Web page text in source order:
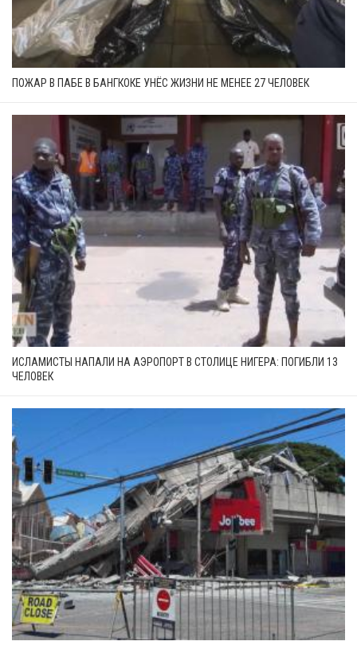
ПОЖАР В ПАБЕ В БАНГКОКЕ УНЁС ЖИЗНИ НЕ МЕНЕЕ 27 ЧЕЛОВЕК
ИСЛАМИСТЫ НАПАЛИ НА АЭРОПОРТ В СТОЛИЦЕ НИГЕРА: ПОГИБЛИ 13
ЧЕЛОВЕК